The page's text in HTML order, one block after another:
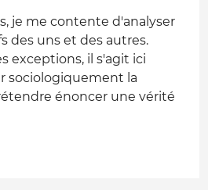
je me contente d'analyser
des uns et des autres.
exceptions, il s'agit ici
sociologiquement la
énoncer une vérité